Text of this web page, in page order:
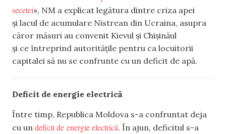
secetei», NM a explicat legătura dintre criza apei
și lacul de acumulare Nistrean din Ucraina, asupra
căror măsuri au convenit Kievul și Chișinăul
și ce întreprind autoritățile pentru ca locuitorii
capitalei să nu se confrunte cu un deficit de apă.
Deficit de energie electrică
Între timp, Republica Moldova s-a confruntat deja
cu un deficit de energie electrică. În ajun, deficitul s-a